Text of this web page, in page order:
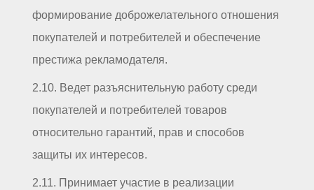
формирование доброжелательного отношения
покупателей и потребителей и обеспечение
престижа рекламодателя.
2.10. Ведет разъяснительную работу среди
покупателей и потребителей товаров
относительно гарантий, прав и способов
защиты их интересов.
2.11. Принимает участие в реализации